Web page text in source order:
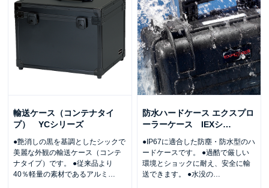
輸送ケース（コンテナタイ
プ） YCシリーズ
●艶消しの黒を基調としたシックで
美麗な外観の輸送ケース（コンテ
ナタイプ）です。 ●従来品より
40％軽量の素材であるアルミ …
防水ハードケース エクスプロ
ーラーケース IEXシ…
●IP67に適合した防塵・防水型のハ
ードケースです。 ●過酷で厳しい
環境とショックに耐え、安全に輸
送できます。 ●水没の…